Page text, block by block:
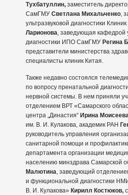
Тухбатуллин, заместитель
СамГМУ Светлана Михальченко,
ультразвуковой диагностики
Ларионова, заведующая кафедрой
диагностики ИПО СамГМУ Регина
представители министерства
специалисты клиник Китая.
Также недавно состоялся
по вопросу пренатальной
нервной системы. В нем приняли
отделением ВРТ «Самарского
центра „Династия“ Ирина
им. В. И. Кулакова, академик РАН
руководитель управления
санитарной помощи и
департамента организации
населению минздрава Самарской
Малютина, заведующий
и функциональной диагностики
В. И. Кулакова» Кирилл Костюков,